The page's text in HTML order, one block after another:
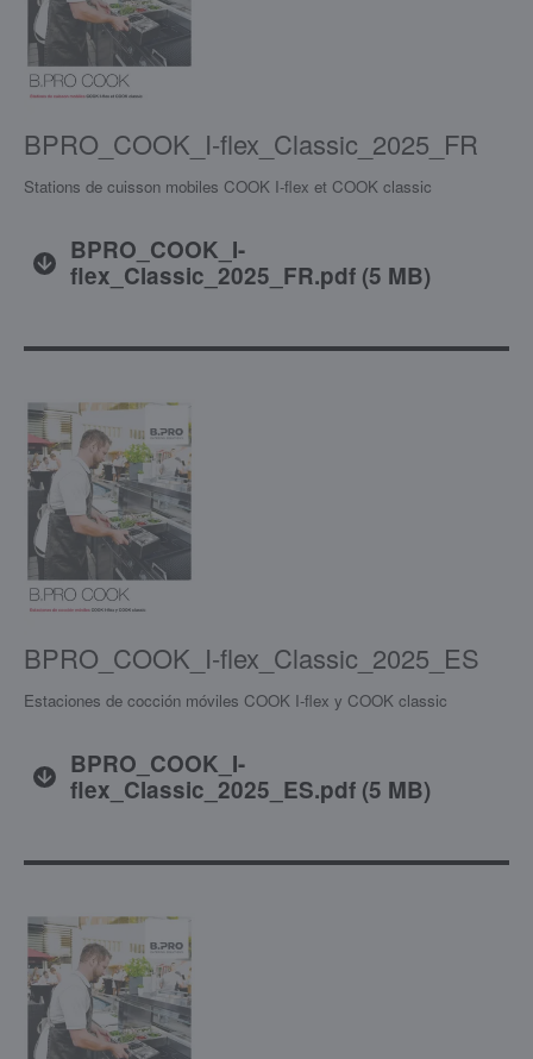
BPRO_COOK_I-flex_Classic_2025_FR
Stations de cuisson mobiles COOK I-flex et COOK classic
BPRO_COOK_I-
flex_Classic_2025_FR.pdf(5 MB)
BPRO_COOK_I-flex_Classic_2025_ES
Estaciones de cocción móviles COOK I-flex y COOK classic
BPRO_COOK_I-
flex_Classic_2025_ES.pdf(5 MB)